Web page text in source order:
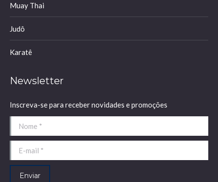
Muay Thai
Judô
Karatê
Newsletter
Inscreva-se para receber novidades e promoções
Nome *
E-mail *
Enviar